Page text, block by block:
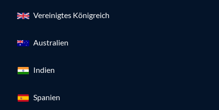
Vereinigtes Königreich
Australien
Indien
Spanien